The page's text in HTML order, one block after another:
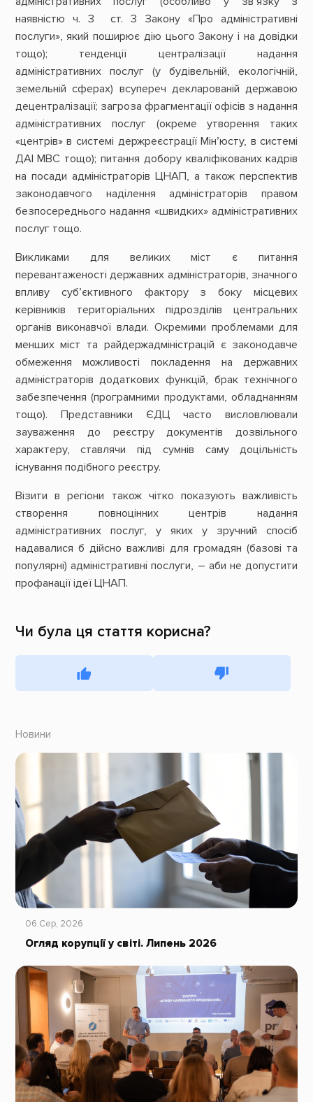
наявністю ч. 3 ст. 3 Закону «Про адміністративні
послуги», який поширює дію цього Закону і на довідки
тощо); тенденції централізації надання
адміністративних послуг (у будівельній, екологічній,
земельній сферах) всупереч декларованій державою
децентралізації; загроза фрагментації офісів з надання
адміністративних послуг (окреме утворення таких
«центрів» в системі держреєстрації Мін’юсту, в системі
ДАІ МВС тощо); питання добору кваліфікованих кадрів
на посади адміністраторів ЦНАП, а також перспектив
законодавчого наділення адміністраторів правом
безпосереднього надання «швидких» адміністративних
послуг тощо.
Викликами для великих міст є питання
перевантаженості державних адміністраторів, значного
впливу суб’єктивного фактору з боку місцевих
керівників територіальних підрозділів центральних
органів виконавчої влади. Окремими проблемами для
менших міст та райдержадміністрацій є законодавче
обмеження можливості покладення на державних
адміністраторів додаткових функцій, брак технічного
забезпечення (програмними продуктами, обладнанням
тощо). Представники ЄДЦ часто висловлювали
зауваження до реєстру документів дозвільного
характеру, ставлячи під сумнів саму доцільність
існування подібного реєстру.
Візити в регіони також чітко показують важливість
створення повноцінних центрів надання
адміністративних послуг, у яких у зручний спосіб
надавалися б дійсно важливі для громадян (базові та
популярні) адміністративні послуги, – аби не допустити
профанації ідеї ЦНАП.
Чи була ця стаття корисна?
Новини
06 Сер, 2026
Огляд корупції у світі. Липень 2026